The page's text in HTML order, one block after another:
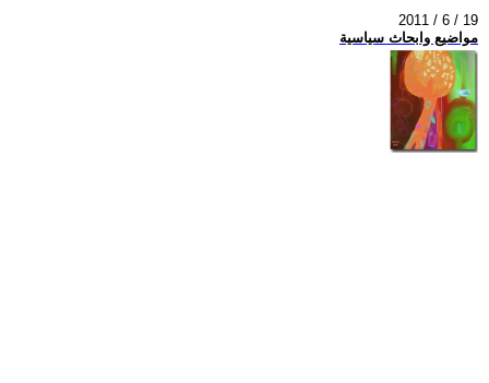
2011 / 6 / 19
مواضيع وابحاث سياسية